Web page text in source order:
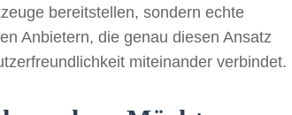
bereitstellen, sondern echte
Anbietern, die genau diesen Ansatz
miteinander verbindet.